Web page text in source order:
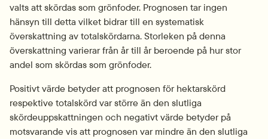
valts att skördas som grönfoder. Prognosen tar ingen
hänsyn till detta vilket bidrar till en systematisk
överskattning av totalskördarna. Storleken på denna
överskattning varierar från år till år beroende på hur stor
andel som skördas som grönfoder.
Positivt värde betyder att prognosen för hektarskörd
respektive totalskörd var större än den slutliga
skördeuppskattningen och negativt värde betyder på
motsvarande vis att prognosen var mindre än den slutliga